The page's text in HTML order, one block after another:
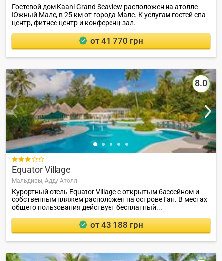
Гостевой дом Kaani Grand Seaview расположен на атолле
Южный Мале, в 25 км от города Мале. К услугам гостей спа-
центр, фитнес-центр и конференц-зал.
от 41 770 грн
8.0

Equator Village
Мальдивы, Адду Атолл
Курортный отель Equator Village с открытым бассейном и
собственным пляжем расположен на острове Ган. В местах
общего пользования действует бесплатный...
от 43 188 грн